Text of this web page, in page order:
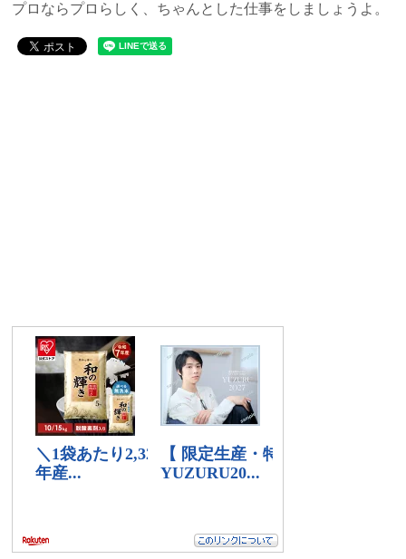
プロならプロらしく、ちゃんとした仕事をしましょうよ。